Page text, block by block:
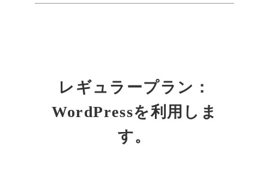
レギュラープラン：
WordPressを利用しま
す。